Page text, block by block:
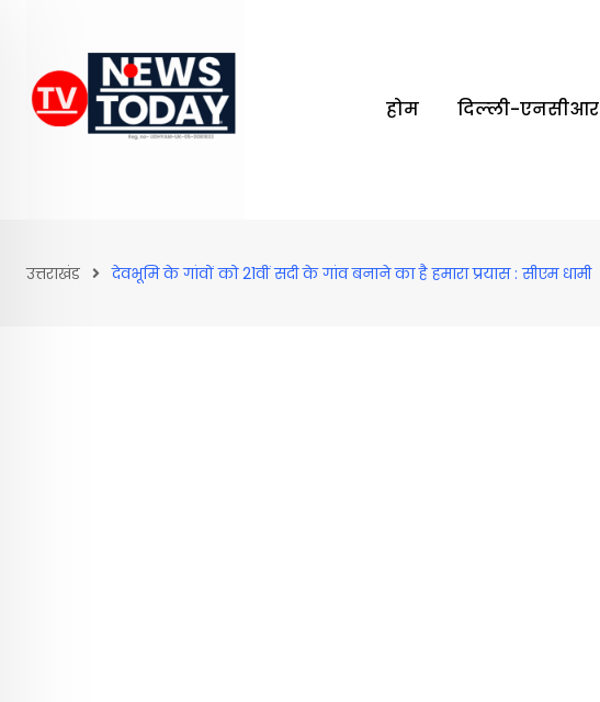
content
होम दिल्‍ली-एनसीआर
उत्तराखंड देवभूमि के गांवों को 21वीं सदी के गांव बनाने का है हमारा प्रयास : सीएम धामी